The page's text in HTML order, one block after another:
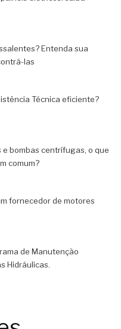
Entenda sua
las
Técnica eficiente?
e bombas centrífugas, o que
comum?
fornecedor de motores
de Manutenção
Hidráulicas.